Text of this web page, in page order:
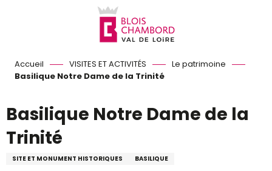
Accueil VISITES ET ACTIVITÉS
Le patrimoine
Basilique Notre Dame de la Trinité
Basilique Notre Dame de la
Trinité
SITE ET MONUMENT HISTORIQUES BASILIQUE